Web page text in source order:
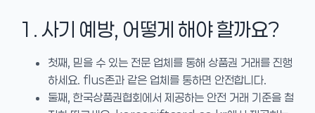
1. 사기 예방, 어떻게 해야 할까요?
첫째, 믿을 수 있는 전문 업체를 통해 상품권 거래를 진행
하세요. flus존과 같은 업체를 통하면 안전합니다.
둘째, 한국상품권협회에서 제공하는 안전 거래 기준을 철